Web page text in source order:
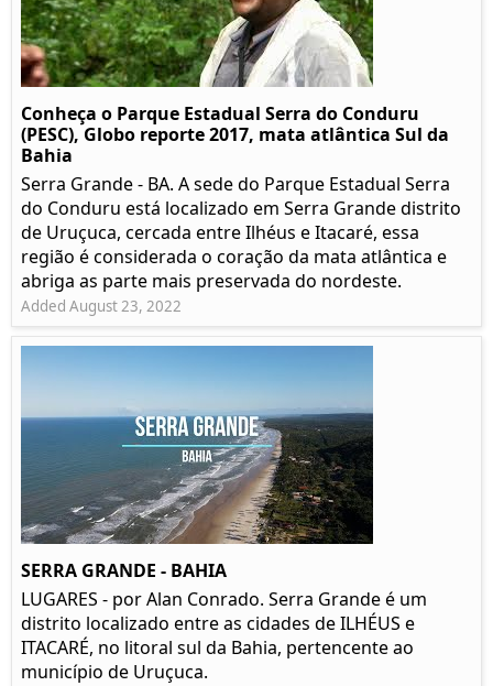
Conheça o Parque Estadual Serra do Conduru
(PESC), Globo reporte 2017, mata atlântica Sul da
Bahia
Serra Grande - BA. A sede do Parque Estadual Serra
do Conduru está localizado em Serra Grande distrito
de Uruçuca, cercada entre Ilhéus e Itacaré, essa
região é considerada o coração da mata atlântica e
abriga as parte mais preservada do nordeste.
Added August 23, 2022
SERRA GRANDE - BAHIA
LUGARES - por Alan Conrado. Serra Grande é um
distrito localizado entre as cidades de ILHÉUS e
ITACARÉ, no litoral sul da Bahia, pertencente ao
município de Uruçuca.